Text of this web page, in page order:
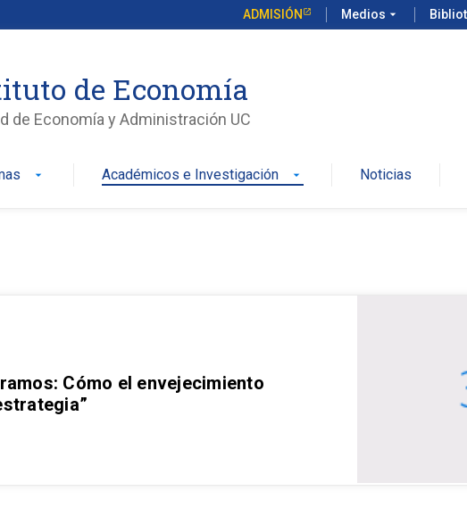
ADMISIÓN Medios arrow_drop_down
de Economía
de Economía y Administración UC
arrow_drop_down Académicos e Investigación arrow_drop_down Noticias
Cómo el envejecimiento